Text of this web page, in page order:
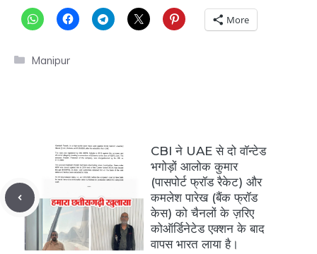
More
Categories
Manipur
CBI ने UAE से दो वॉन्टेड
भगोड़ों आलोक कुमार
(पासपोर्ट फ्रॉड रैकेट) और
कमलेश पारेख (बैंक फ्रॉड
केस) को चैनलों के ज़रिए
कोऑर्डिनेटेड एक्शन के बाद
वापस भारत लाया है।